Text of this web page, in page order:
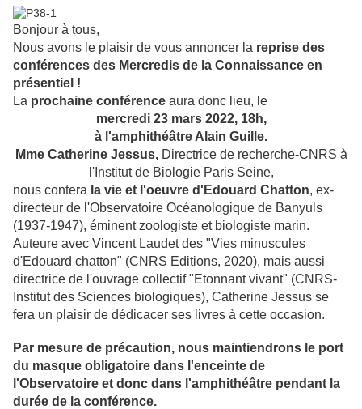
Bonjour à tous,
Nous avons le plaisir de vous annoncer la reprise des
conférences des Mercredis de la Connaissance en
présentiel !
La prochaine conférence aura donc lieu, le
mercredi 23 mars 2022, 18h,
à l'amphithéâtre Alain Guille.
Mme Catherine Jessus, Directrice de recherche-CNRS à
l'Institut de Biologie Paris Seine,
nous contera la vie et l'oeuvre d'Edouard Chatton, ex-
directeur de l'Observatoire Océanologique de Banyuls
(1937-1947), éminent zoologiste et biologiste marin.
Auteure avec Vincent Laudet des "Vies minuscules
d'Edouard chatton" (CNRS Editions, 2020), mais aussi
directrice de l'ouvrage collectif "Etonnant vivant" (CNRS-
Institut des Sciences biologiques), Catherine Jessus se
fera un plaisir de dédicacer ses livres à cette occasion.
Par mesure de précaution, nous maintiendrons le port
du masque obligatoire dans l'enceinte de
l'Observatoire et donc dans l'amphithéâtre pendant la
durée de la conférence.